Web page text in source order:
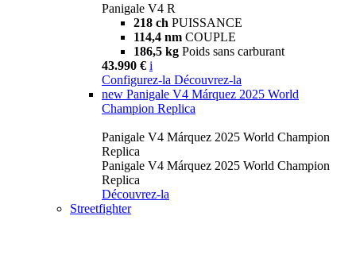
Panigale V4 R
218 ch PUISSANCE
114,4 nm COUPLE
186,5 kg Poids sans carburant
43.990 € i
Configurez-la Découvrez-la
new Panigale V4 Márquez 2025 World
Champion Replica
Panigale V4 Márquez 2025 World Champion
Replica
Panigale V4 Márquez 2025 World Champion
Replica
Découvrez-la
Streetfighter